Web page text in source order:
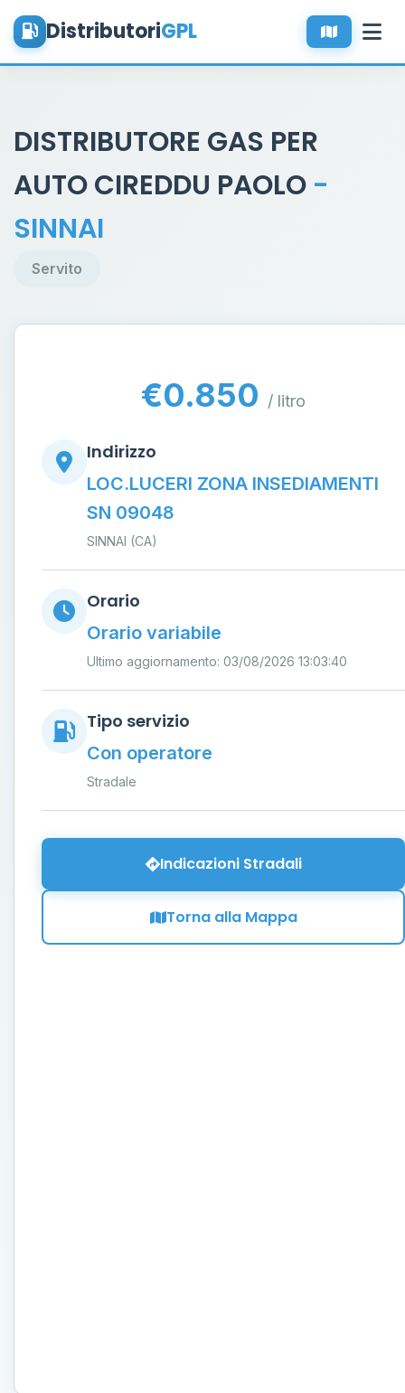
DistributoriGPL
DISTRIBUTORE GAS PER
AUTO CIREDDU PAOLO -
SINNAI
Servito
€0.850 / litro
Indirizzo
LOC.LUCERI ZONA INSEDIAMENTI
SN 09048
SINNAI (CA)
Orario
Orario variabile
Ultimo aggiornamento: 03/08/2026 13:03:40
Tipo servizio
Con operatore
Stradale
Indicazioni Stradali
Torna alla Mappa